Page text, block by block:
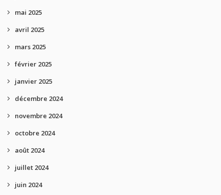
mai 2025
avril 2025
mars 2025
février 2025
janvier 2025
décembre 2024
novembre 2024
octobre 2024
août 2024
juillet 2024
juin 2024